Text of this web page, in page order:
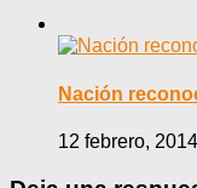
Nación
12 febrero, 2014